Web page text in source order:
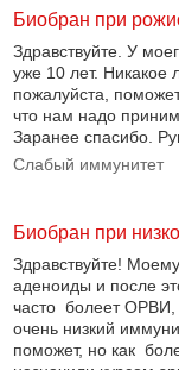
Биобран при
Здравствуйте. У
уже 10 лет. Никакое
пожалуйста,
что нам надо
Заранее спасибо.
Слабый иммунитет
Биобран при
Здравствуйте!
аденоиды и после
часто болеет ОРВИ,
очень низкий
поможет, но как